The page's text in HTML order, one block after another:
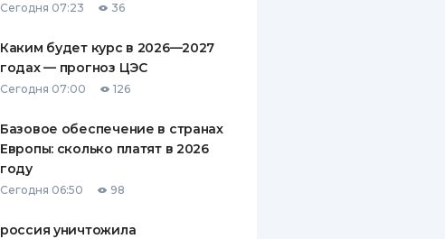
Сегодня 07:23 36
Каким будет курс в 2026—2027
годах — прогноз ЦЭС
Сегодня 07:00 126
Базовое обеспечение в странах
Европы: сколько платят в 2026
году
Сегодня 06:50 98
россия уничтожила